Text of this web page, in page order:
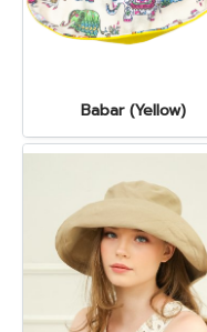
Babar (Yellow)